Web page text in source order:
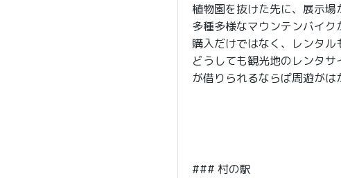
植物園を抜けた先に、展示場
多種多様なマウンテンバイク
購入だけではなく、レンタル
どうしても観光地のレンタ
が借りられるならば周遊がは
### 村の駅